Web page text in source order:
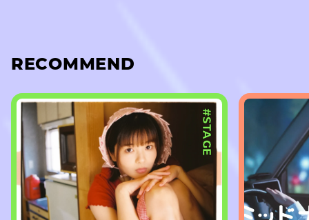
RECOMMEND
#STAGE